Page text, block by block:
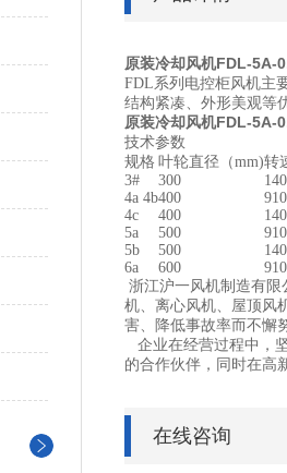
原装冷却风机FDL-5A-
FDL系列电控柜风机主
结构紧凑、外形美观等
原装冷却风机FDL-5A-
技术参数
规格 叶轮直径（mm)转
3#
300
4a 4b400
910
4c
400
5a
500
910
5b
500
6a
600
910
浙江沪一风机制造有
机、离心风机、屋顶风
害、降低事故率而不懈
企业在经营过程中，
的合作伙伴，同时在高
在线咨询